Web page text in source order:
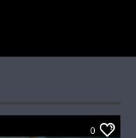
0